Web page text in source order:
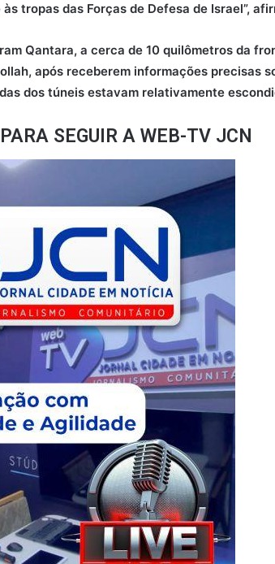
tropas das Forças de Defesa de Israel”,
Qantara, a cerca de 10 quilômetros da
após receberem informações precisas
dos túneis estavam relativamente
SEGUIR A WEB-TV JCN